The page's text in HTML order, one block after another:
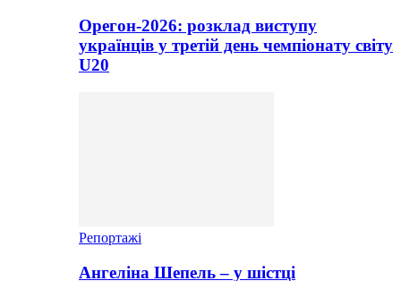
Орегон-2026: розклад виступу
українців у третій день чемпіонату світу
U20
Репортажі
Ангеліна Шепель – у шістці